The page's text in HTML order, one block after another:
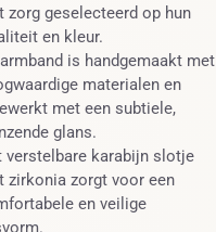
zorg geselecteerd op hun
en kleur.
is handgemaakt met
materialen en
met een subtiele,
glans.
verstelbare karabijn slotje
zirkonia zorgt voor een
en veilige